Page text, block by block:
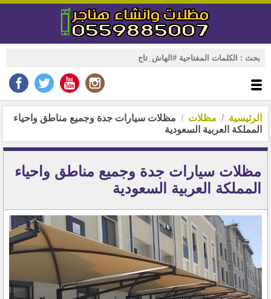
الرئيسية مظلات
مظلات سيارات جدة وجميع مناطق واحياء
المملكة العربية السعودية
مظلات سيارات جدة وجميع مناطق واحياء
المملكة العربية السعودية